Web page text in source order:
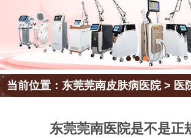
当前位置：东莞莞南皮肤病医院> 医
东莞莞南医院是不是正